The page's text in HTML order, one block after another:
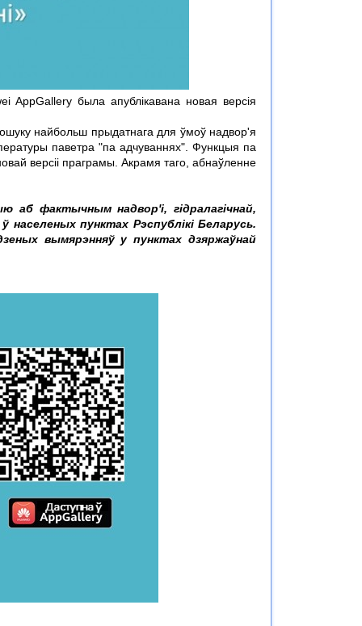
была апублікавана новая версія
найбольш прыдатнага для ўмоў надвор'я
паветра "па адчуваннях". Функцыя па
версіі праграмы. Акрамя таго, абнаўленне
аб фактычным надвор'і, гідралагічнай,
населеных пунктах Рэспублікі Беларусь.
вымярэнняў у пунктах дзяржаўнай